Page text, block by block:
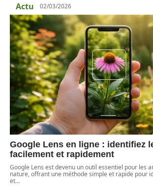
Actu 02/03/2026
Google Lens en ligne : identifiez
facilement et rapidement
Google Lens est devenu un outil essentiel pour les
nature, offrant une méthode simple et rapide pour
et…